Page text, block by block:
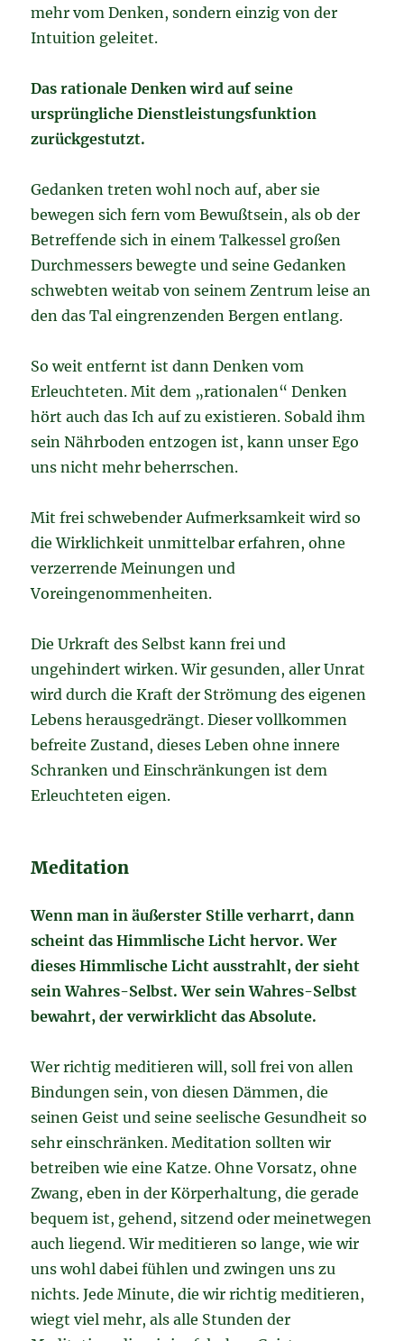
mehr vom Denken, sondern einzig von der
Intuition geleitet.
Das rationale Denken wird auf seine
ursprüngliche Dienstleistungsfunktion
zurückgestutzt.
Gedanken treten wohl noch auf, aber sie
bewegen sich fern vom Bewußtsein, als ob der
Betreffende sich in einem Talkessel großen
Durchmessers bewegte und seine Gedanken
schwebten weitab von seinem Zentrum leise an
den das Tal eingrenzenden Bergen entlang.
So weit entfernt ist dann Denken vom
Erleuchteten. Mit dem „rationalen“ Denken
hört auch das Ich auf zu existieren. Sobald ihm
sein Nährboden entzogen ist, kann unser Ego
uns nicht mehr beherrschen.
Mit frei schwebender Aufmerksamkeit wird so
die Wirklichkeit unmittelbar erfahren, ohne
verzerrende Meinungen und
Voreingenommenheiten.
Die Urkraft des Selbst kann frei und
ungehindert wirken. Wir gesunden, aller Unrat
wird durch die Kraft der Strömung des eigenen
Lebens herausgedrängt. Dieser vollkommen
befreite Zustand, dieses Leben ohne innere
Schranken und Einschränkungen ist dem
Erleuchteten eigen.
Meditation
Wenn man in äußerster Stille verharrt, dann
scheint das Himmlische Licht hervor.Wer
dieses Himmlische Licht ausstrahlt, der sieht
sein Wahres-Selbst.Wer sein Wahres-Selbst
bewahrt, der verwirklicht das Absolute.
Wer richtig meditieren will, soll frei von allen
Bindungen sein, von diesen Dämmen, die
seinen Geist und seine seelische Gesundheit so
sehr einschränken. Meditation sollten wir
betreiben wie eine Katze. Ohne Vorsatz, ohne
Zwang, eben in der Körperhaltung, die gerade
bequem ist, gehend, sitzend oder meinetwegen
auch liegend. Wir meditieren so lange, wie wir
uns wohl dabei fühlen und zwingen uns zu
nichts. Jede Minute, die wir richtig meditieren,
wiegt viel mehr, als alle Stunden der